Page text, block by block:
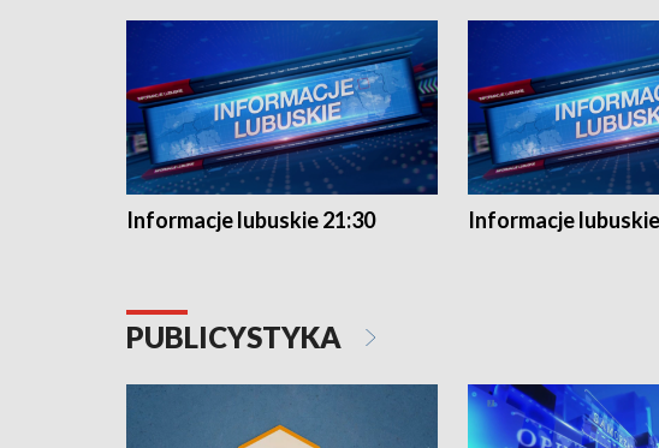
Informacje lubuskie 21:30 Informacje
PUBLICYSTYKA